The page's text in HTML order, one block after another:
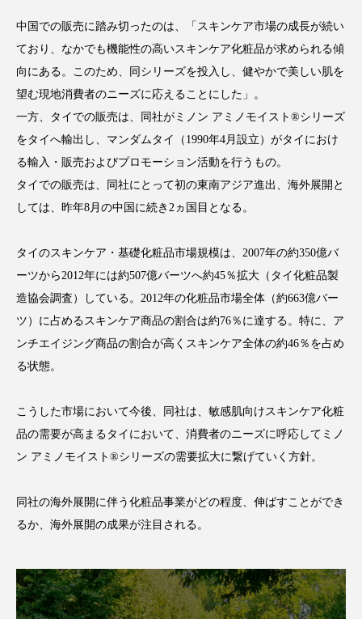
サステナブル美容 サプライチェーン
サプリ サロンクレンジング
スカルプ クレンジング 頻度 スカルプケア
スキンケア スキンケア 習慣
スキンケアルーティン ストレス
スマートウォッチ スマートパッチ
スマートリング セーフプレイス セラミド
セラミド保湿
タンパク質 ディープクレンジング
ドライヤー 温度 髪 ダメージ
パーソナライズ バーチャルメイク
中国での販売に踏み切ったのは、「スキンケア市場の成長が続い
ており、なかでも機能性の高いスキンケア化粧品が求められる傾
向にある。このため、同シリーズを投入し、健やかで美しい肌を
望む現地消費者のニーズに応えることにした」。
一方、タイでの販売は、同社がミノン アミノモイスト®シリーズ
をタイへ輸出し、マンダムタイ（1990年4月設立）がタイにおけ
る輸入・販売およびプロモーション活動を行うもの。
タイでの販売は、同社にとって初の東南アジア進出、海外展開と
しては、昨年8月の中国に続き2ヵ国目となる。
タイのスキンケア・基礎化粧品市場規模は、2007年の約350億バ
ーツから2012年には約507億バーツへ約45％拡大（タイ化粧品製
造協会調査）している。2012年の化粧品市場全体（約663億バー
ツ）に占めるスキンケア商品の割合は約76％に達する。特に、ア
ンチエイジング商品の割合が高くスキンケア全体の約46％を占め
る状態。
こうした市場において今後、同社は、敏感肌向けスキンケア化粧
品の需要が高まるタイにおいて、消費者のニーズに呼応してミノ
ン アミノモイスト®シリーズの需要拡大に繋げていく方針。
同社の海外展開に伴う化粧品事業がどの程度、伸ばすことができ
るか、海外展開の成果が注目される。